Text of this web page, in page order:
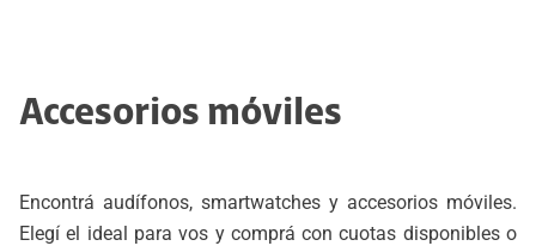
Accesorios móviles
Encontrá audífonos, smartwatches y accesorios móviles.
Elegí el ideal para vos y comprá con cuotas disponibles o